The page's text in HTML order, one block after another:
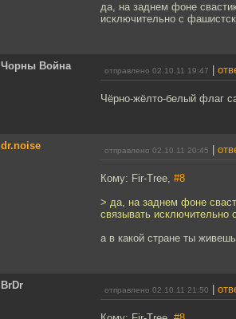
да, на заднем фоне
исключительно с
Чорны Война отправлено 02.10.11 19:47
Чёрно-жёлто-белый флаг
dr.noise отправлено 02.10.11 20:45
Кому: Fir-Tree, #8
> да, на заднем фоне
связывать исключительно
а в какой стране ты
BrDr отправлено 02.10.11 21:50